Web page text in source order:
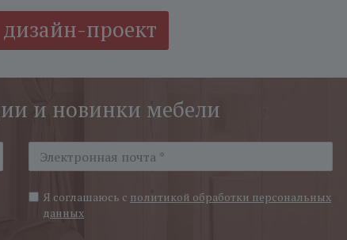
проект
и новинки мебели
Я соглашаюсь с политикой обработки персональных
данных